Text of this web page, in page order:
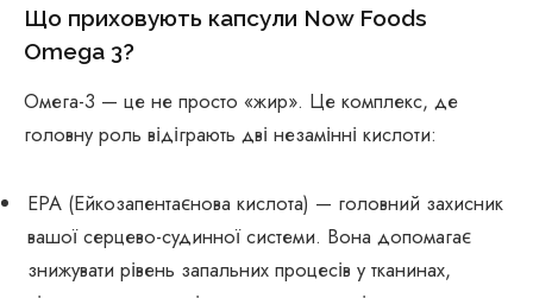
Що приховують капсули Now Foods
Omega 3?
Омега-3 — це не просто «жир». Це комплекс, де
головну роль відіграють дві незамінні кислоти:
EPA (Ейкозапентаєнова кислота) — головний захисник
вашої серцево-судинної системи. Вона допомагає
знижувати рівень запальних процесів у тканинах,